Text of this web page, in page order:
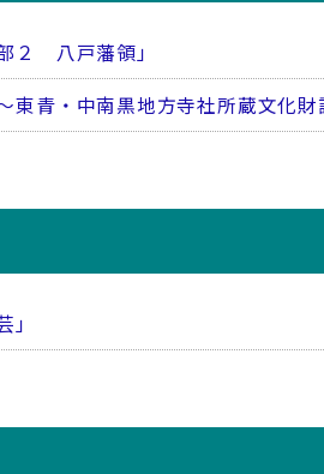
２ 八戸藩領」
東青・中南黒地方寺社所蔵文化財